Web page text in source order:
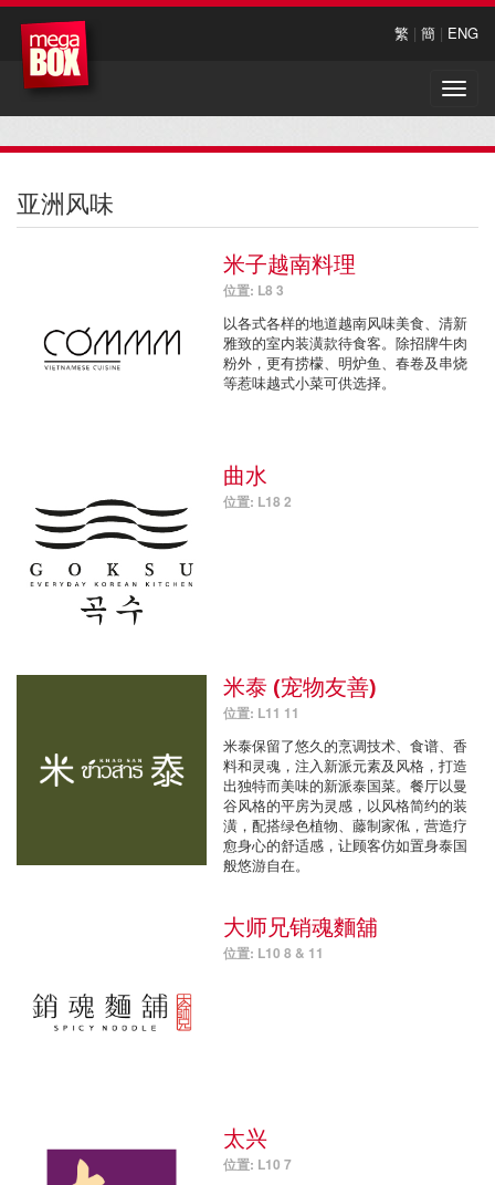
繁 | 簡 | ENG
Toggle
亚洲风味
米子越南料理
位置: L8 3
以各式各样的地道越南风味美食、清新
雅致的室内装潢款待食客。除招牌牛肉
粉外，更有捞檬、明炉鱼、春卷及串烧
等惹味越式小菜可供选择。
曲水
位置: L18 2
米泰 (宠物友善)
位置: L11 11
米泰保留了悠久的烹调技术、食谱、香
料和灵魂，注入新派元素及风格，打造
出独特而美味的新派泰国菜。餐厅以曼
谷风格的平房为灵感，以风格简约的装
潢，配搭绿色植物、藤制家俬，营造疗
愈身心的舒适感，让顾客仿如置身泰国
般悠游自在。
大师兄销魂麵舖
位置: L10 8 & 11
太兴
位置: L10 7